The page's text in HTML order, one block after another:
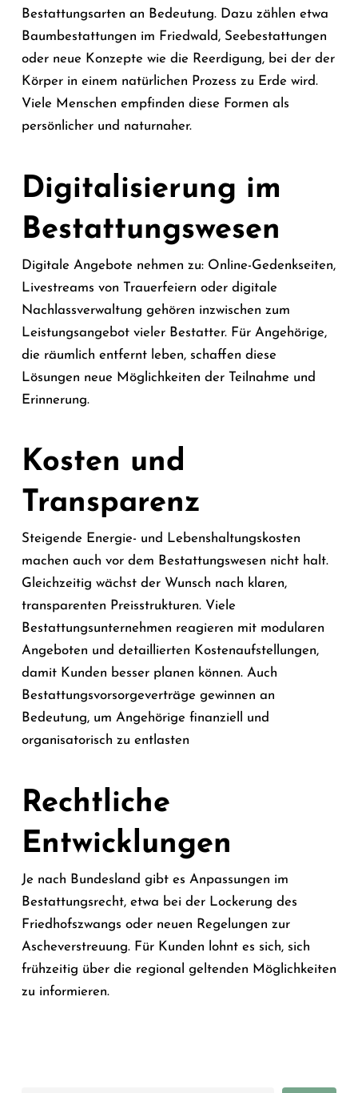
Bestattungsarten an Bedeutung. Dazu zählen etwa
Baumbestattungen im Friedwald, Seebestattungen
oder neue Konzepte wie die Reerdigung, bei der der
Körper in einem natürlichen Prozess zu Erde wird.
Viele Menschen empfinden diese Formen als
persönlicher und naturnaher.
Digitalisierung im
Bestattungswesen
Digitale Angebote nehmen zu: Online-Gedenkseiten,
Livestreams von Trauerfeiern oder digitale
Nachlassverwaltung gehören inzwischen zum
Leistungsangebot vieler Bestatter. Für Angehörige,
die räumlich entfernt leben, schaffen diese
Lösungen neue Möglichkeiten der Teilnahme und
Erinnerung.
Kosten und
Transparenz
Steigende Energie- und Lebenshaltungskosten
machen auch vor dem Bestattungswesen nicht halt.
Gleichzeitig wächst der Wunsch nach klaren,
transparenten Preisstrukturen. Viele
Bestattungsunternehmen reagieren mit modularen
Angeboten und detaillierten Kostenaufstellungen,
damit Kunden besser planen können. Auch
Bestattungsvorsorgeverträge gewinnen an
Bedeutung, um Angehörige finanziell und
organisatorisch zu entlasten
Rechtliche
Entwicklungen
Je nach Bundesland gibt es Anpassungen im
Bestattungsrecht, etwa bei der Lockerung des
Friedhofszwangs oder neuen Regelungen zur
Ascheverstreuung. Für Kunden lohnt es sich, sich
frühzeitig über die regional geltenden Möglichkeiten
zu informieren.